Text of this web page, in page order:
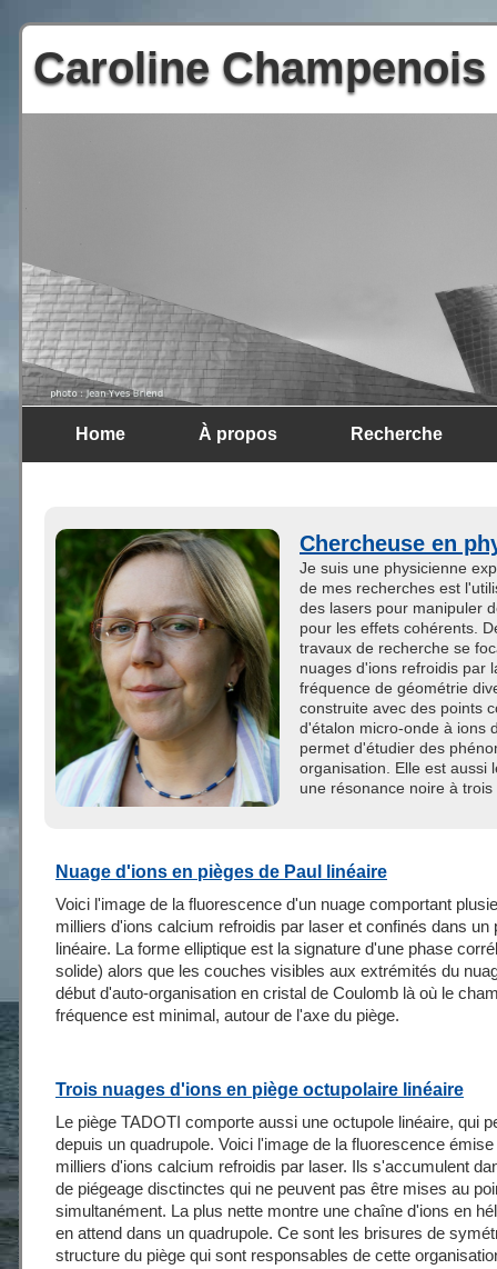
Caroline Champenois
Home À propos Recherche
Chercheuse en
Je suis une physicienne
de mes recherches est
des lasers pour manipuler
pour les effets cohérents.
travaux de recherche se
nuages d'ions refroidis par
fréquence de géométrie
construite avec des points
d'étalon micro-onde à ions
permet d'étudier des
organisation. Elle est aussi
une résonance noire à
Nuage d'ions en pièges de Paul linéaire
Voici l'image de la fluorescence d'un nuage comportant
milliers d'ions calcium refroidis par laser et confinés dans un
linéaire. La forme elliptique est la signature d'une phase
solide) alors que les couches visibles aux extrémités du
début d'auto-organisation en cristal de Coulomb là où le
fréquence est minimal, autour de l'axe du piège.
Trois nuages d'ions en piège octupolaire linéaire
Le piège TADOTI comporte aussi une octupole linéaire, qui
depuis un quadrupole. Voici l'image de la fluorescence
milliers d'ions calcium refroidis par laser. Ils s'accumulent
de piégeage disctinctes qui ne peuvent pas être mises au
simultanément. La plus nette montre une chaîne d'ions en
en attend dans un quadrupole. Ce sont les brisures de
structure du piège qui sont responsables de cette